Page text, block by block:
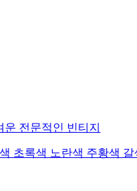
운 전문적인 빈티지
초록색 노란색 주황색